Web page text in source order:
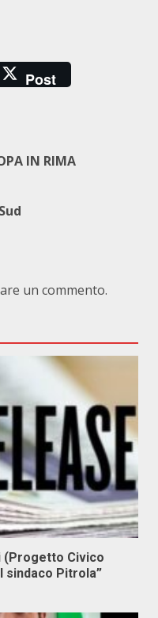
Post
IN RIMA
un commento.
(Progetto Civico
sindaco Pitrola”